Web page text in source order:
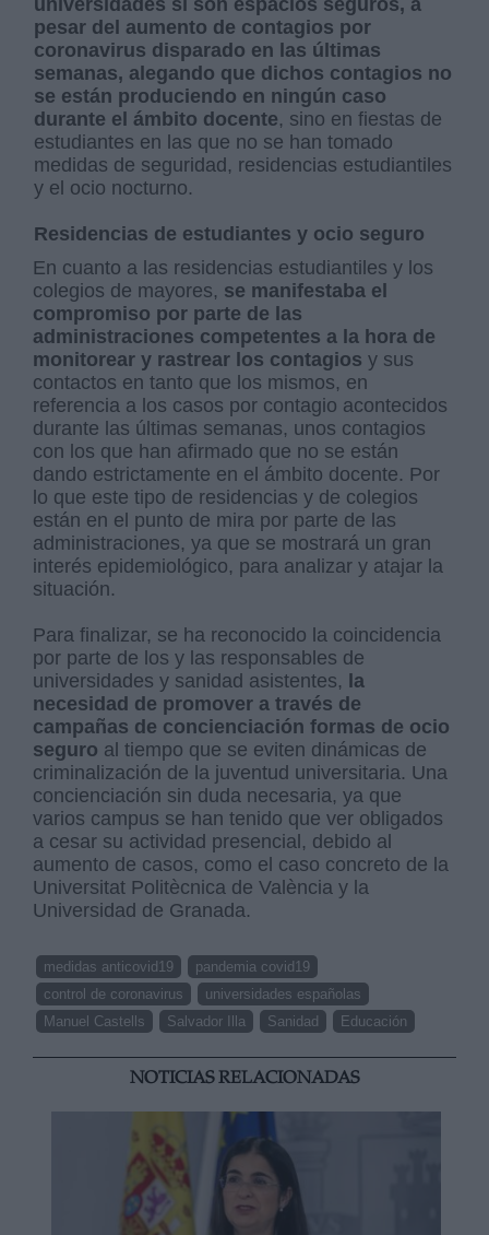
pesar del aumento de contagios por
coronavirus disparado en las últimas
semanas, alegando que dichos contagios no
se están produciendo en ningún caso
durante el ámbito docente, sino en fiestas de
estudiantes en las que no se han tomado
medidas de seguridad, residencias estudiantiles
y el ocio nocturno.
Residencias de estudiantes y ocio seguro
En cuanto a las residencias estudiantiles y los
colegios de mayores, se manifestaba el
compromiso por parte de las
administraciones competentes a la hora de
monitorear y rastrear los contagios y sus
contactos en tanto que los mismos, en
referencia a los casos por contagio acontecidos
durante las últimas semanas, unos contagios
con los que han afirmado que no se están
dando estrictamente en el ámbito docente. Por
lo que este tipo de residencias y de colegios
están en el punto de mira por parte de las
administraciones, ya que se mostrará un gran
interés epidemiológico, para analizar y atajar la
situación.
Para finalizar, se ha reconocido la coincidencia
por parte de los y las responsables de
universidades y sanidad asistentes, la
necesidad de promover a través de
campañas de concienciación formas de ocio
seguro al tiempo que se eviten dinámicas de
criminalización de la juventud universitaria. Una
concienciación sin duda necesaria, ya que
varios campus se han tenido que ver obligados
a cesar su actividad presencial, debido al
aumento de casos, como el caso concreto de la
Universitat Politècnica de València y la
Universidad de Granada.
medidas anticovid19
pandemia covid19
control de coronavirus
universidades españolas
Manuel Castells
Salvador Illa Sanidad Educación
NOTICIAS RELACIONADAS